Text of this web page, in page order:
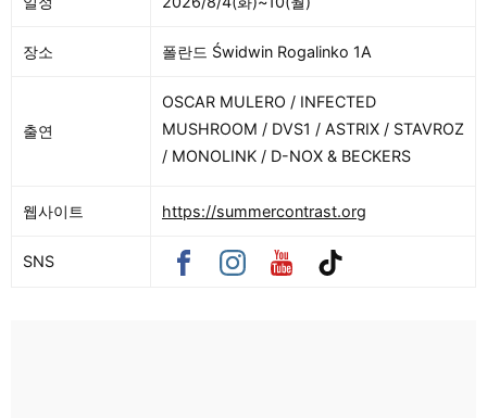
장소 폴란드 Świdwin Rogalinko 1A
출연
OSCAR MULERO / INFECTED
MUSHROOM / DVS1 / ASTRIX / STAVROZ
/ MONOLINK / D-NOX & BECKERS
웹사이트 https://summercontrast.org
SNS